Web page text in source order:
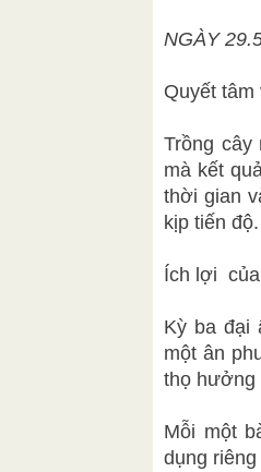
NGÀY
Quyết
Trồng cây
mà kết
thời gian
kịp tiến độ.
Ích lợi của
Kỳ ba đại
một ân
thọ hưởng
Mỗi một
dụng